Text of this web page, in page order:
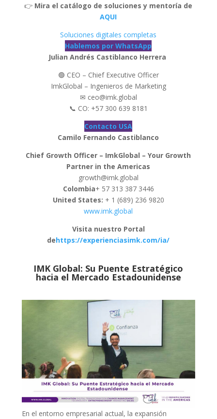
👉 Mira el catálogo de soluciones y mentoría de
AQUI
Soluciones digitales completas
Hablemos por WhatsApp
Julian Andrés Castiblanco Herrera
🟢 CEO – Chief Executive Officer
ImkGlobal – Ingenieros de Marketing
✉ ceo@imk.global
📞 CO: +57 300 639 8181
Contacto USA
Camilo Fernando Castiblanco
Chief Growth Officer – ImkGlobal – Your Growth
Partner in the Americas
growth@imk.global
Colombia+ 57 313 387 3446
United States: + 1 (689) 236 9820
www.imk.global
Visita nuestro Portal
dehttps://experienciasimk.com/ia/
IMK Global: Su Puente Estratégico
hacia el Mercado Estadounidense
En el entorno empresarial actual, la expansión